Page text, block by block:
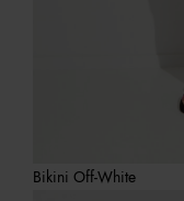
Bikini Off-White